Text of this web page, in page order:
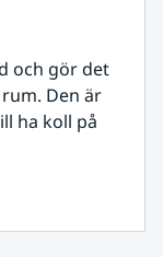
och gör det
Den är
ha koll på